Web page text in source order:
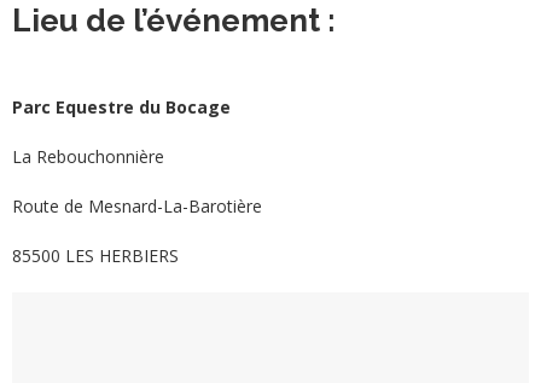
Lieu de l’événement :
Parc Equestre du Bocage
La Rebouchonnière
Route de Mesnard-La-Barotière
85500 LES HERBIERS